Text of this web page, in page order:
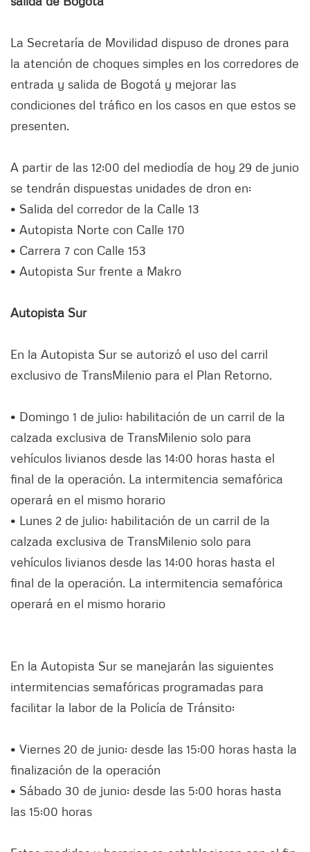
La Secretaría de Movilidad dispuso de drones para
la atención de choques simples en los corredores de
entrada y salida de Bogotá y mejorar las
condiciones del tráfico en los casos en que estos se
presenten.
A partir de las 12:00 del mediodía de hoy 29 de junio
se tendrán dispuestas unidades de dron en:
• Salida del corredor de la Calle 13
• Autopista Norte con Calle 170
• Carrera 7 con Calle 153
• Autopista Sur frente a Makro
Autopista Sur
En la Autopista Sur se autorizó el uso del carril
exclusivo de TransMilenio para el Plan Retorno.
• Domingo 1 de julio: habilitación de un carril de la
calzada exclusiva de TransMilenio solo para
vehículos livianos desde las 14:00 horas hasta el
final de la operación. La intermitencia semafórica
operará en el mismo horario
• Lunes 2 de julio: habilitación de un carril de la
calzada exclusiva de TransMilenio solo para
vehículos livianos desde las 14:00 horas hasta el
final de la operación. La intermitencia semafórica
operará en el mismo horario
En la Autopista Sur se manejarán las siguientes
intermitencias semafóricas programadas para
facilitar la labor de la Policía de Tránsito:
• Viernes 20 de junio: desde las 15:00 horas hasta la
finalización de la operación
• Sábado 30 de junio: desde las 5:00 horas hasta
las 15:00 horas